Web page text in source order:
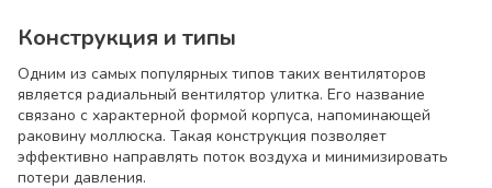
Конструкция и типы
Одним из самых популярных типов таких вентиляторов
является радиальный вентилятор улитка. Его название
связано с характерной формой корпуса, напоминающей
раковину моллюска. Такая конструкция позволяет
эффективно направлять поток воздуха и минимизировать
потери давления.